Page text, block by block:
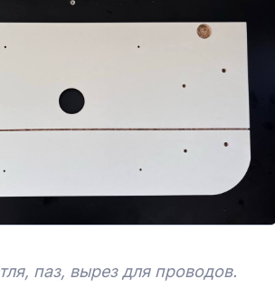
паз, вырез для проводов.